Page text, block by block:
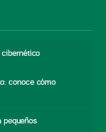
cibernético
conoce cómo
pequeños